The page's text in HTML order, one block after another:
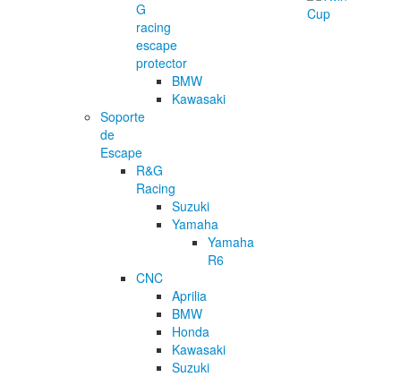
G
racing
escape
protector
BMW
Kawasaki
Soporte
de
Escape
R&G
Racing
Suzuki
Yamaha
Yamaha
R6
CNC
Aprilia
BMW
Honda
Kawasaki
Suzuki